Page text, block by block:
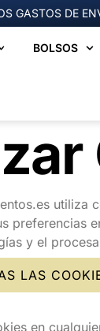
GASTOS DE
BOLSOS
preferencias
y el
LAS
en